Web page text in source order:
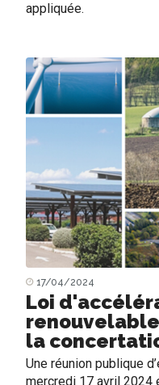
appliquée.
17/04/2024
Loi
la
Une réunion publique
mercredi 17 avril 2024